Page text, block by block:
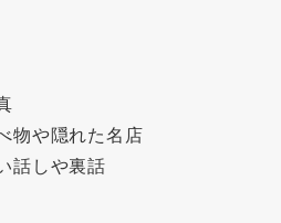
物や隠れた名店
話しや裏話